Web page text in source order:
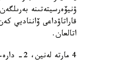
ۋنيۆەرسيتەتىنە
قاراتاۋداعى ۆانناديي
اتالعان.
4 مارتە لەنين، 2- دارەجەلى وتان سوعىسى وردەندەرىمەن، مەدالدارمەن ماراپاتتالعان.